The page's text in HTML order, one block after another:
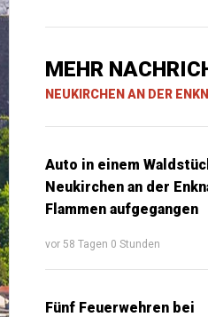
MEHR
NEUKIRCHEN AN DER
Auto in einem
Neukirchen an der
Flammen aufgegangen
vor 58 Tagen 0 Stunden
Fünf Feuerwehren bei